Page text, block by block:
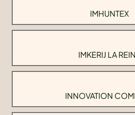
IMHUNTEX
IMKERIJ LA
INNOVATION